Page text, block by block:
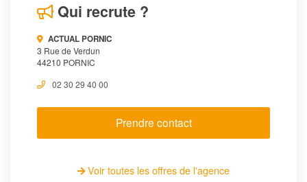
Qui recrute ?
ACTUAL PORNIC
3 Rue de Verdun
44210 PORNIC
02 30 29 40 00
Prendre contact
Voir toutes les offres de l'agence